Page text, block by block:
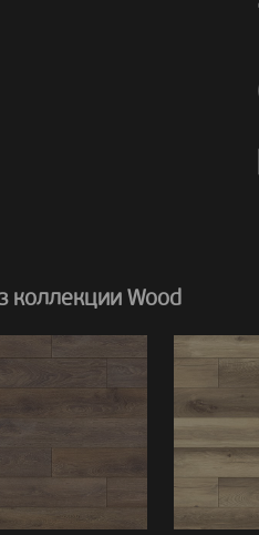
коллекции Wood